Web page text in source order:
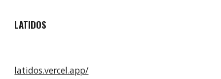
LATIDOS
latidos.vercel.app/